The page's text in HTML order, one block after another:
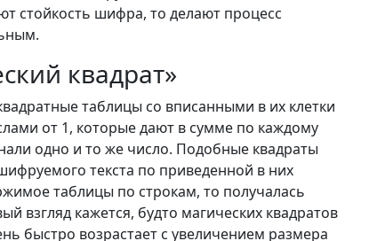
стойкость шифра, то делают процесс
квадрат»
таблицы со вписанными в их клетки
от 1, которые дают в сумме по каждому
одно и то же число. Подобные квадраты
текста по приведенной в них
таблицы по строкам, то получалась
взгляд кажется, будто магических квадратов
быстро возрастает с увеличением размера